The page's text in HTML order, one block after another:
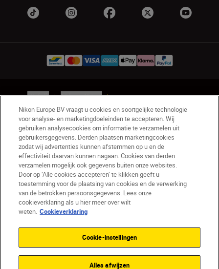
BE(nl) Nikon Sites
Contact opnemen
Privacyverklaring
Gebruiksvoorwaarden
Nikon Store - Algemene voorwaarden
Cookieverklaring
Toegankelijkheid
Cookie-instellingen
© 2026 Nikon
Nikon Europe BV vraagt u cookies en soortgelijke technologie
voor analyse- en marketingdoeleinden te accepteren. Wij
gebruiken analysecookies om informatie te verzamelen uit
gebruikersgegevens. Derden plaatsen marketingcookies
zodat wij advertenties kunnen afstemmen op u en de
effectiviteit daarvan kunnen nagaan. Cookies van derden
verzamelen mogelijk ook gegevens buiten onze websites.
Door op ‘Alle cookies accepteren’ te klikken geeft u
toestemming voor de plaatsing van cookies en de verwerking
van de betrokken persoonsgegevens. Lees onze
cookieverklaring als u hier meer over wilt
weten. Cookieverklaring
Cookie-instellingen
Alles afwijzen